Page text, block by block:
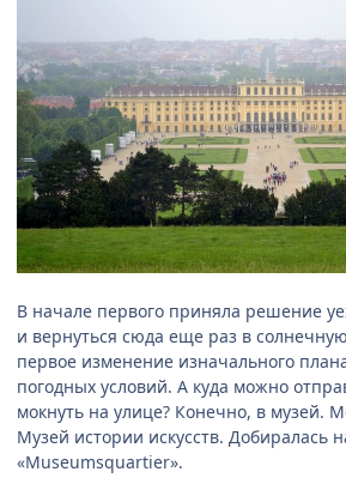
В начале первого приняла решение
и вернуться сюда еще раз в
первое изменение изначального
погодных условий. А куда можно
мокнуть на улице? Конечно, в музей.
Музей истории искусств. Добиралась
«Museumsquartier».